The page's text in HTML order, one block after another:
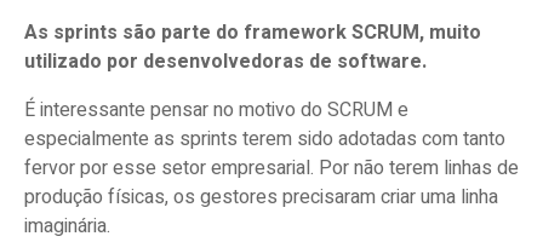
As sprints são parte do framework SCRUM, muito
utilizado por desenvolvedoras de software.
É interessante pensar no motivo do SCRUM e
especialmente as sprints terem sido adotadas com tanto
fervor por esse setor empresarial. Por não terem linhas de
produção físicas, os gestores precisaram criar uma linha
imaginária.